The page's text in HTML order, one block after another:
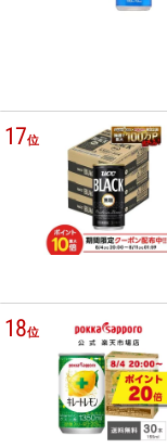
17位
18位